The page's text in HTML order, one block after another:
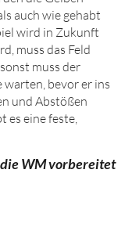
auch wie gehabt
wird in Zukunft
muss das Feld
muss der
bevor er ins
und Abstößen
es eine feste,
WM vorbereitet